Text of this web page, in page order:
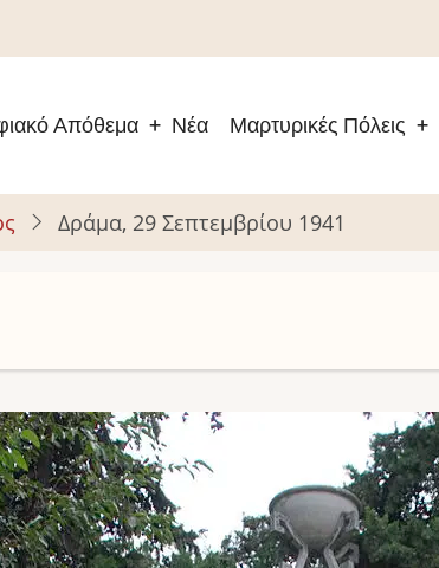
Απόθεμα Νέα Μαρτυρικές Πόλεις
Δράμα, 29 Σεπτεμβρίου 1941